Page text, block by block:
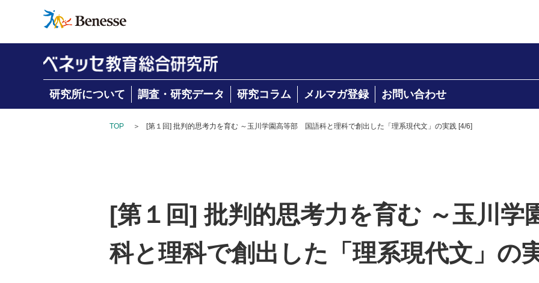
研究所について 調査・研究データ 研究コラム メルマガ登録 お問い合わせ
TOP ＞ [第１回] 批判的思考力を育む ～玉川学園高等部 国語科と理科で創出した「理系現代文」の実践 [4/6]
[第１回] 批判的思考力を育む ～玉川
科と理科で創出した「理系現代文」の